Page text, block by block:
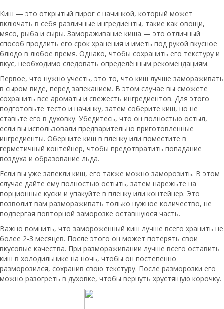
Киш — это открытый пирог с начинкой, который может
включать в себя различные ингредиенты, такие как овощи,
мясо, рыба и сыры. Замораживание киша — это отличный
способ продлить его срок хранения и иметь под рукой вкусное
блюдо в любое время. Однако, чтобы сохранить его текстуру и
вкус, необходимо следовать определённым рекомендациям.
Первое, что нужно учесть, это то, что киш лучше замораживать
в сыром виде, перед запеканием. В этом случае вы сможете
сохранить все ароматы и свежесть ингредиентов. Для этого
подготовьте тесто и начинку, затем соберите киш, но не
ставьте его в духовку. Убедитесь, что он полностью остыл,
если вы использовали предварительно приготовленные
ингредиенты. Оберните киш в пленку или поместите в
герметичный контейнер, чтобы предотвратить попадание
воздуха и образование льда.
Если вы уже запекли киш, его также можно заморозить. В этом
случае дайте ему полностью остыть, затем нарежьте на
порционные куски и упакуйте в пленку или контейнер. Это
позволит вам размораживать только нужное количество, не
подвергая повторной заморозке оставшуюся часть.
Важно помнить, что замороженный киш лучше всего хранить не
более 2-3 месяцев. После этого он может потерять свои
вкусовые качества. При размораживании лучше всего оставить
киш в холодильнике на ночь, чтобы он постепенно
разморозился, сохранив свою текстуру. После разморозки его
можно разогреть в духовке, чтобы вернуть хрустящую корочку.